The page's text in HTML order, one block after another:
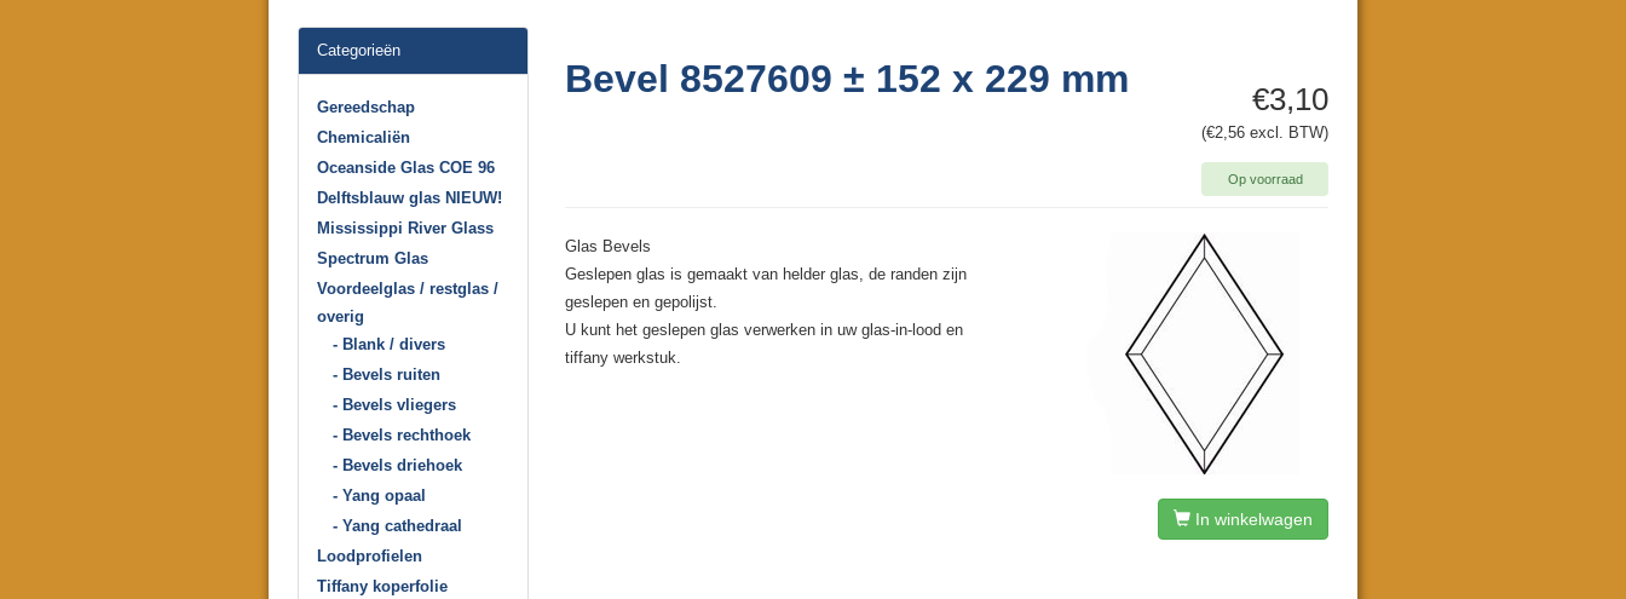
€3,10
(€2,56 excl. BTW)
Op voorraad
Bevel 8527609 ± 152 x 229 mm
Glas Bevels
Geslepen glas is gemaakt van helder glas, de randen zijn
geslepen en gepolijst.
U kunt het geslepen glas verwerken in uw glas-in-lood en
tiffany werkstuk.
In winkelwagen
Categorieën
Gereedschap
Chemicaliën
Oceanside Glas COE 96
Delftsblauw glas NIEUW!
Mississippi River Glass
Spectrum Glas
Voordeelglas / restglas /
overig
- Blank / divers
- Bevels ruiten
- Bevels vliegers
- Bevels rechthoek
- Bevels driehoek
- Yang opaal
- Yang cathedraal
Loodprofielen
Tiffany koperfolie